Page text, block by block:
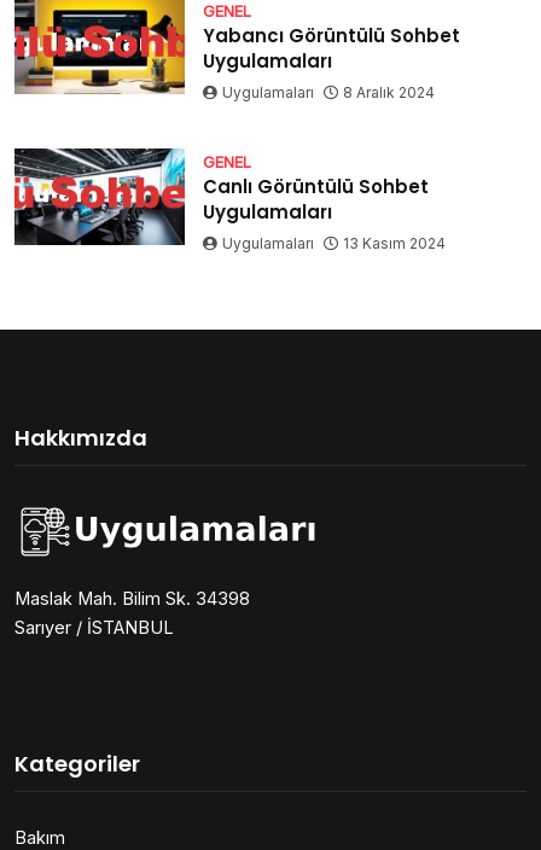
GENEL
Yabancı Görüntülü Sohbet
Uygulamaları
Uygulamaları 8 Aralık 2024
GENEL
Canlı Görüntülü Sohbet
Uygulamaları
Uygulamaları 13 Kasım 2024
Hakkımızda
Maslak Mah. Bilim Sk. 34398
Sarıyer / İSTANBUL
Kategoriler
Bakım